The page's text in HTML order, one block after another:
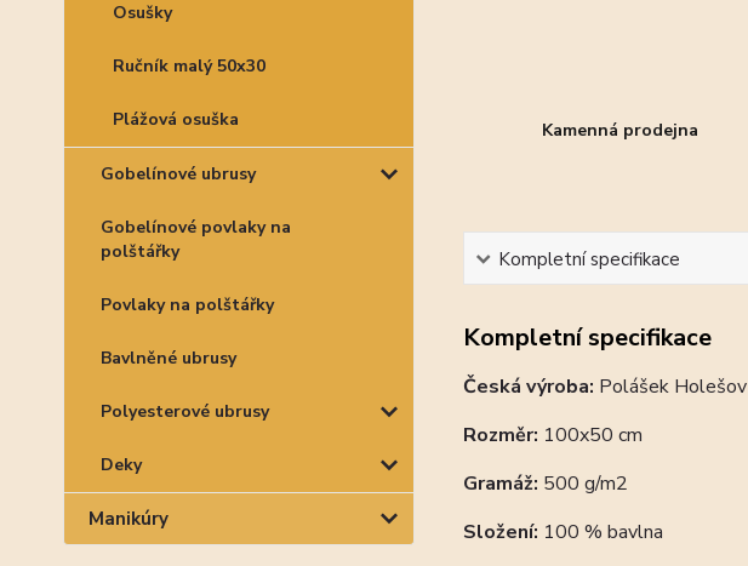
Osušky
Ručník malý 50x30
Plážová osuška
Gobelínové ubrusy
Gobelínové povlaky na
polštářky
Povlaky na polštářky
Bavlněné ubrusy
Polyesterové ubrusy
Deky
Manikúry
Kamenná prodejna
Kompletní specifikace
Kompletní specifikace
Česká výroba: Polášek Holešov
Rozměr: 100x50 cm
Gramáž: 500 g/m2
Složení: 100 % bavlna